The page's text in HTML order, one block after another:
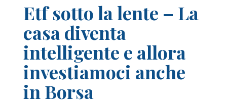
Etf sotto la lente – La
casa diventa
intelligente e allora
investiamoci anche
in Borsa